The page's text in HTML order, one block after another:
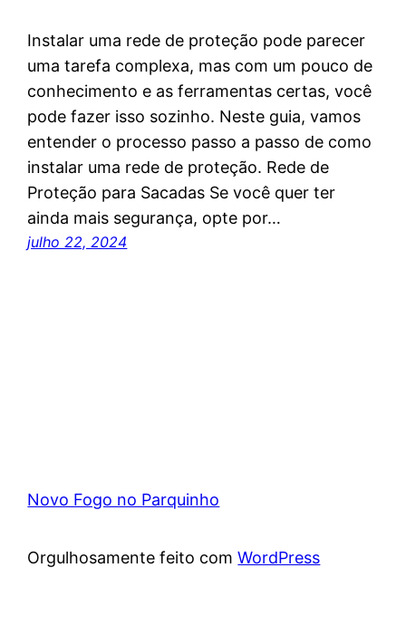
Instalar uma rede de proteção pode parecer
uma tarefa complexa, mas com um pouco de
conhecimento e as ferramentas certas, você
pode fazer isso sozinho. Neste guia, vamos
entender o processo passo a passo de como
instalar uma rede de proteção. Rede de
Proteção para Sacadas Se você quer ter
ainda mais segurança, opte por…
julho 22, 2024
Novo Fogo no Parquinho
Orgulhosamente feito comWordPress